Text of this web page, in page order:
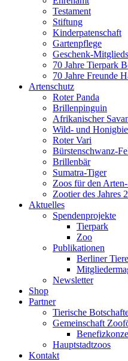
Testament
Stiftung
Kinderpatenschaft
Gartenpflege
Geschenk-
70 Jahre Tierpark
70 Jahre Freunde
Artenschutz
Roter Panda
Brillenpinguin
Afrikanischer
Wild- und
Roter Vari
Bürstenschwanz-
Brillenbär
Sumatra-Tiger
Zoos für den
Zootier des Jahres
Aktuelles
Spendenprojekte
Tierpark
Zoo
Publikationen
Berliner Tiere
Newsletter
Shop
Partner
Tierische
Gemeinschaft
Hauptstadtzoos
Kontakt